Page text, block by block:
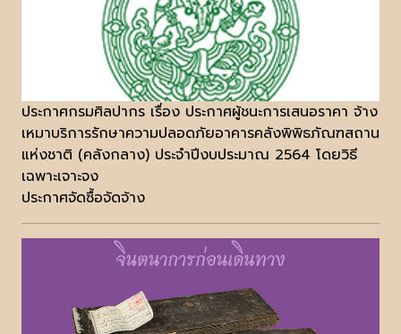
ประกาศกรมศิลปากร เรื่อง ประกาศผู้ชนะการเสนอราคา จ้าง
เหมาบริการรักษาความปลอดภัยอาคารคลังพิพิธภัณฑสถาน
แห่งชาติ (คลังกลาง) ประจำปีงบประมาณ 2564 โดยวิธี
เฉพาะเจาะจง
ประกาศจัดซื้อจัดจ้าง